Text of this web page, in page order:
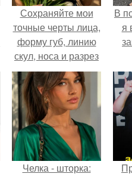
Сохраняйте мои
точные черты лица,
форму губ, линию
скул, носа и разрез
глаз.
В
я
Челка - шторка: